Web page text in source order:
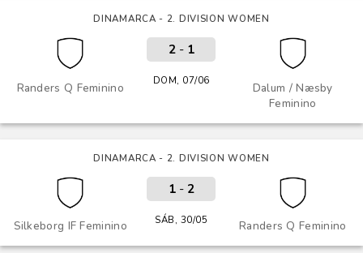
DINAMARCA - 2. DIVISION WOMEN
Randers Q Feminino
Dalum / Næsby
Feminino
2- 1
DOM, 07/06
DINAMARCA - 2. DIVISION WOMEN
Silkeborg IF Feminino Randers Q Feminino
1- 2
SÁB, 30/05